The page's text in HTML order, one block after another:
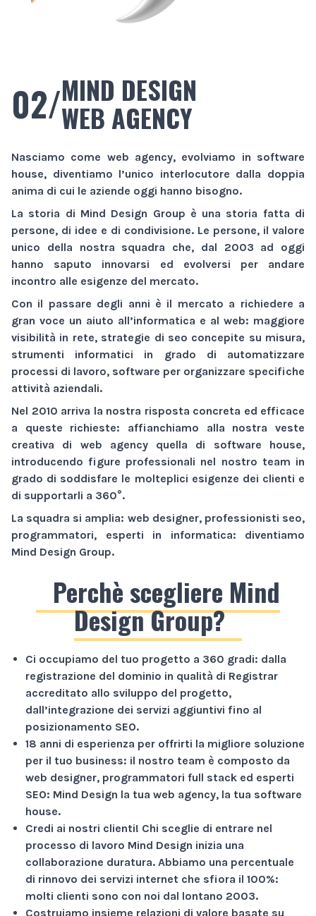
02/MIND DESIGN
WEB AGENCY
Nasciamo come web agency, evolviamo in software
house, diventiamo l’unico interlocutore dalla doppia
anima di cui le aziende oggi hanno bisogno.
La storia di Mind Design Group è una storia fatta di
persone, di idee e di condivisione. Le persone, il valore
unico della nostra squadra che, dal 2003 ad oggi
hanno saputo innovarsi ed evolversi per andare
incontro alle esigenze del mercato.
Con il passare degli anni è il mercato a richiedere a
gran voce un aiuto all’informatica e al web: maggiore
visibilità in rete, strategie di seo concepite su misura,
strumenti informatici in grado di automatizzare
processi di lavoro, software per organizzare specifiche
attività aziendali.
Nel 2010 arriva la nostra risposta concreta ed efficace
a queste richieste: affianchiamo alla nostra veste
creativa di web agencyquella di software house,
introducendo figure professionali nel nostro team in
grado di soddisfare le molteplici esigenze dei clienti e
di supportarli a 360°.
La squadra si amplia: web designer, professionisti seo,
programmatori, esperti in informatica: diventiamo
Mind Design Group.
Perchè scegliere Mind
Design Group?
Ci occupiamo del tuo progetto a 360 gradi: dalla
registrazione del dominio in qualità di Registrar
accreditato allo sviluppo del progetto,
dall’integrazione dei servizi aggiuntivi fino al
posizionamento SEO.
18 anni di esperienza per offrirti la migliore soluzione
per il tuo business: il nostro team è composto da
web designer, programmatori full stack ed esperti
SEO: Mind Design la tua web agency, la tua software
house.
Credi ai nostri clienti! Chi sceglie di entrare nel
processo di lavoro Mind Design inizia una
collaborazione duratura. Abbiamo una percentuale
di rinnovo dei servizi internet che sfiora il 100%:
molti clienti sono con noi dal lontano 2003.
Costruiamo insieme relazioni di valore basate su